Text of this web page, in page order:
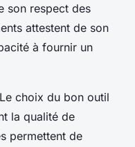
son respect des
attestent de son
à fournir un
Le choix du bon outil
la qualité de
permettent de